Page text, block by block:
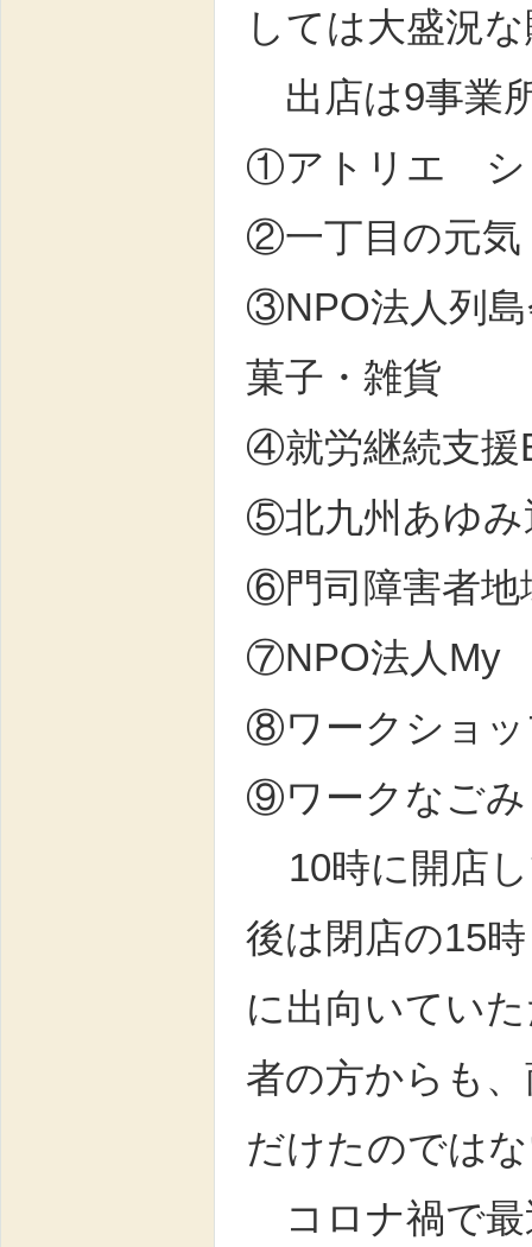
しては大盛況
出店は9事業
①アトリエ シ
②一丁目の元
③NPO法人列
菓子・雑貨
④就労継続支
⑤北九州あゆ
⑥門司障害者地
⑦NPO法人My
⑧ワークショ
⑨ワークなご
10時に開店し
後は閉店の15
に出向いてい
者の方からも
だけたのでは
コロナ禍で最